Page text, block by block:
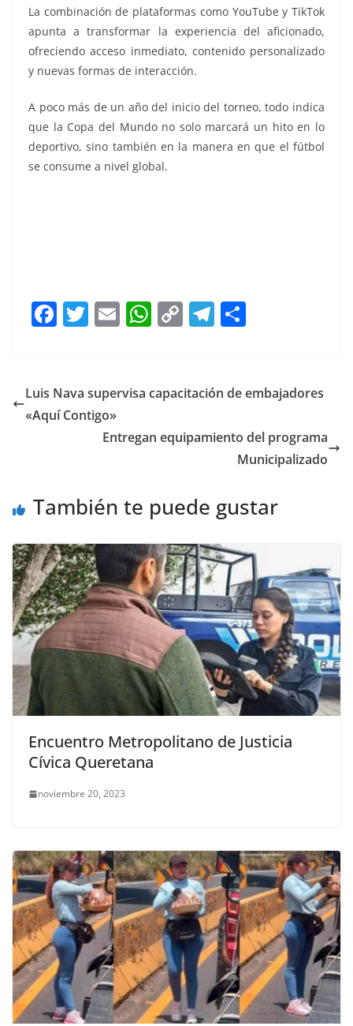
La combinación de plataformas como YouTube y TikTok
apunta a transformar la experiencia del aficionado,
ofreciendo acceso inmediato, contenido personalizado
y nuevas formas de interacción.
A poco más de un año del inicio del torneo, todo indica
que la Copa del Mundo no solo marcará un hito en lo
deportivo, sino también en la manera en que el fútbol
se consume a nivel global.
F
a
e
b
T
w
er
E
m
l
W
h
s
p
C
o
y
n
T
el
gr
m
e
Luis Nava supervisa capacitación de embajadores
«Aquí Contigo»
Entregan equipamiento del programa
Municipalizado
También te puede gustar
Encuentro Metropolitano de Justicia
Cívica Queretana
noviembre 20, 2023